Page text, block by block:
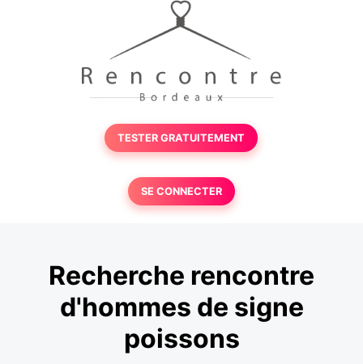
TESTER GRATUITEMENT
SE CONNECTER
Recherche rencontre
d'hommes de signe
poissons